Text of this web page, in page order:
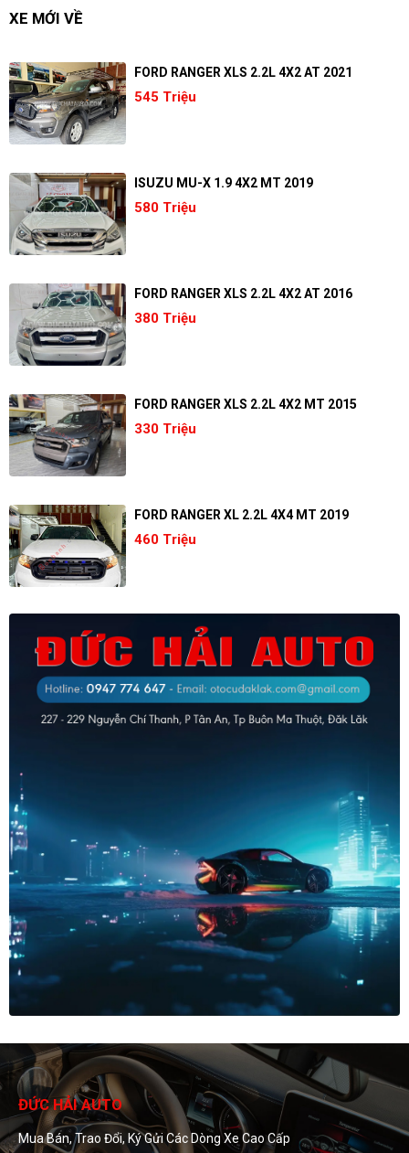
XE MỚI VỀ
FORD RANGER XLS 2.2L 4X2 AT 2021
545 Triệu
ISUZU MU-X 1.9 4X2 MT 2019
580 Triệu
FORD RANGER XLS 2.2L 4X2 AT 2016
380 Triệu
FORD RANGER XLS 2.2L 4X2 MT 2015
330 Triệu
FORD RANGER XL 2.2L 4X4 MT 2019
460 Triệu
ĐỨC HẢI AUTO
Mua Bán, Trao Đổi, Ký Gửi Các Dòng Xe Cao Cấp